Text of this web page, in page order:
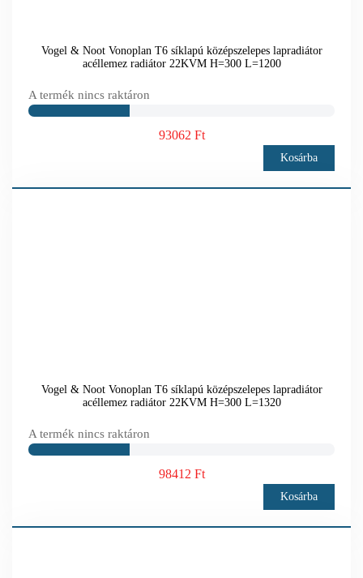
Vogel & Noot Vonoplan T6 síklapú középszelepes lapradiátor
acéllemez radiátor 22KVM H=300 L=1200
A termék nincs raktáron
93062 Ft
Kosárba
Vogel & Noot Vonoplan T6 síklapú középszelepes lapradiátor
acéllemez radiátor 22KVM H=300 L=1320
A termék nincs raktáron
98412 Ft
Kosárba